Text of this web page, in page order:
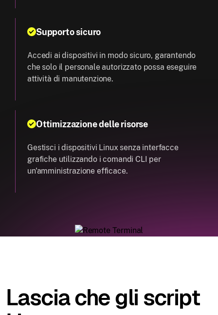
Supporto sicuro
Accedi ai dispositivi in modo sicuro, garantendo
che solo il personale autorizzato possa eseguire
attività di manutenzione.
Ottimizzazione delle risorse
Gestisci i dispositivi Linux senza interfacce
grafiche utilizzando i comandi CLI per
un'amministrazione efficace.
Lascia che gli script